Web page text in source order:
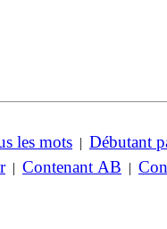
les mots | Débutant
| Contenant AB |